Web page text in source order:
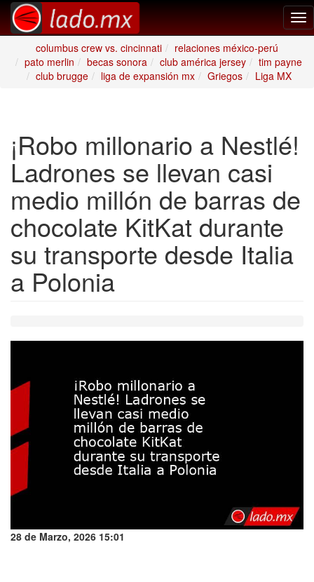
columbus crew vs. cincinnati
relaciones méxico-perú
pato merlin
becas sonora club américa jersey
tim payne
club brugge
liga de expansión mx Griegos Liga MX
¡Robo millonario a Nestlé!
Ladrones se llevan casi
medio millón de barras de
chocolate KitKat durante
su transporte desde Italia
a Polonia
28 de Marzo, 2026 15:01